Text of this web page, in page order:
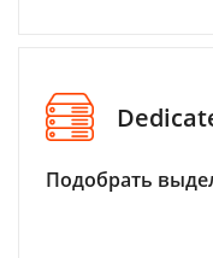
Подобрать